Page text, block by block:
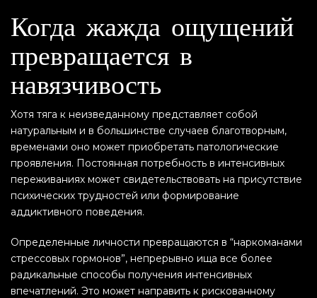
Когда жажда ощущений
превращается в
навязчивость
Хотя тяга к неизведанному представляет собой
натуральным и в большинстве случаев благотворным,
временами оно может приобретать патологические
проявления. Постоянная потребность в интенсивных
переживаниях может свидетельствовать на присутствие
психических трудностей или формирование
аддиктивного поведения.
Определенные личности превращаются в “наркоманами
стрессовых гормонов”, непрерывно ища все более
радикальные способы получения интенсивных
впечатлений. Это может направить к рискованному